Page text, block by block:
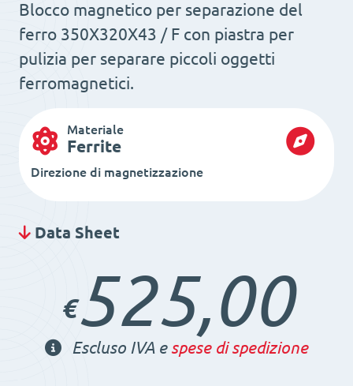
Blocco magnetico per separazione del
ferro 350X320X43 / F con piastra per
pulizia per separare piccoli oggetti
ferromagnetici.
Materiale
Ferrite
Direzione di magnetizzazione
Data Sheet
€525,00
Escluso IVA e spese di spedizione